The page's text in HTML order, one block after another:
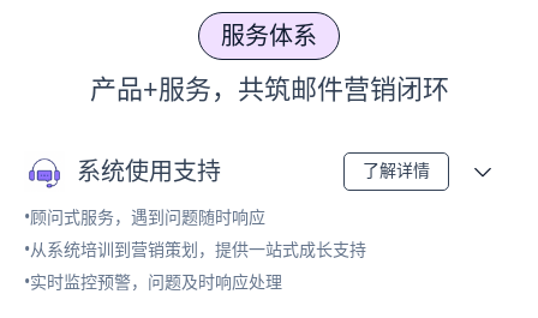
服务体系
产品+服务，共筑邮件营销闭环
系统使用支持 了解详情
•顾问式服务，遇到问题随时响应
•从系统培训到营销策划，提供一站式成长支持
•实时监控预警，问题及时响应处理